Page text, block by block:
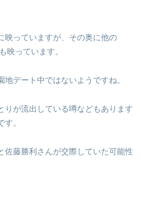
映っていますが、その奥に他の
映っています。
地デート中ではないようですね。
りが流出している噂などもあります
。
佐藤勝利さんが交際していた可能性